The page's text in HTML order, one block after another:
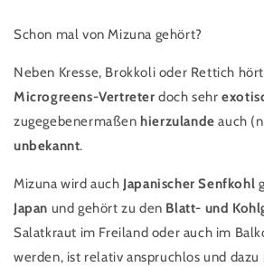
Schon mal von Mizuna gehört?
Neben Kresse, Brokkoli oder Rettich
Microgreens-Vertreter doch sehr
zugegebenermaßen hierzulande auch
unbekannt.
Mizuna wird auch Japanischer Senfkohl
Japan und gehört zu den Blatt- und
Salatkraut im Freiland oder auch im
werden, ist relativ anspruchlos und